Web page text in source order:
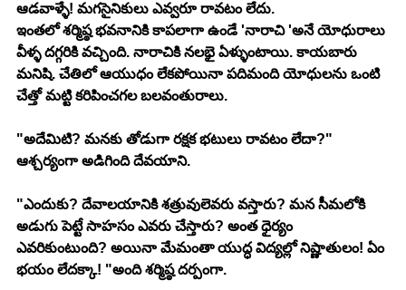
ఆడవాళ్ళే! మగసైనికులు ఎవ్వరూ రావటం లేదు.
ఇంతలో శర్మిష్ఠ భవనానికి కాపలాగా ఉండే 'నారాచి 'అనే యోధురాలు
వీళ్ళ దగ్గరికి వచ్చింది. నారాచికి నలభై ఏళ్ళుంటాయి. కాయబారు
మనిషి. చేతిలో ఆయుధం లేకపోయినా పదిమంది యోధులను ఒంటి
చేత్తో మట్టి కరిపించగల బలవంతురాలు.
"అదేమిటి? మనకు తోడుగా రక్షక భటులు రావటం లేదా?"
ఆశ్చర్యంగా అడిగింది దేవయాని.
"ఎందుకు? దేవాలయానికి శత్రువులెవరు వస్తారు? మన సీమలోకి
అడుగు పెట్టే సాహసం ఎవరు చేస్తారు? అంత ధైర్యం
ఎవరికుంటుంది? అయినా మేమంతా యుద్ధ విద్యల్లో నిష్ణాతులం! ఏం
భయం లేదక్కా! "అంది శర్మిష్ఠ దర్పంగా.